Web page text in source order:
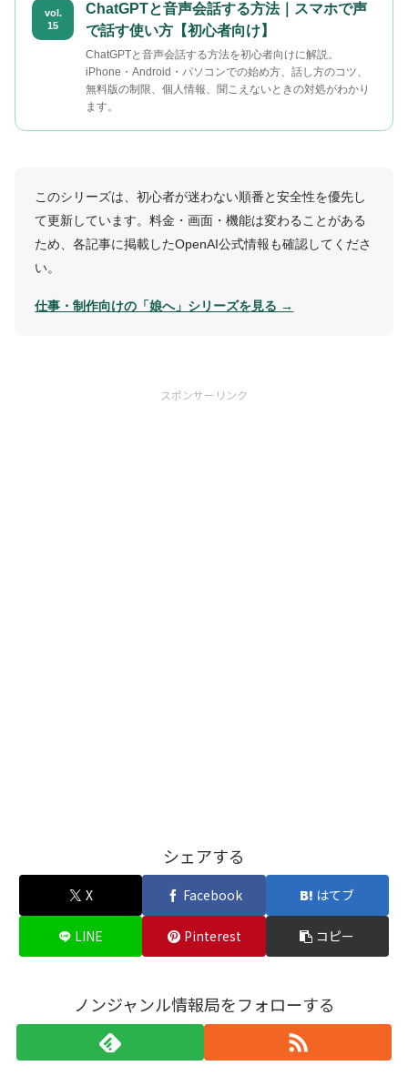
vol.
15
ChatGPTと音声会話する方法｜スマホで声
で話す使い方【初心者向け】
ChatGPTと音声会話する方法を初心者向けに解説。
iPhone・Android・パソコンでの始め方、話し方のコツ、
無料版の制限、個人情報、聞こえないときの対処がわかり
ます。
このシリーズは、初心者が迷わない順番と安全性を優先し
て更新しています。料金・画面・機能は変わることがある
ため、各記事に掲載したOpenAI公式情報も確認してくださ
い。
仕事・制作向けの「娘へ」シリーズを見る →
スポンサーリンク
シェアする
X Facebook はてブ
LINE Pinterest コピー
ノンジャンル情報局をフォローする